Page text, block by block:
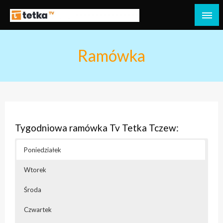
treściTv Tetka Tczew
Tetka Tczew – Twoja lokalna telewizja!
Ramówka
Tygodniowa ramówka Tv Tetka Tczew:
Poniedziałek
Wtorek
Środa
Czwartek